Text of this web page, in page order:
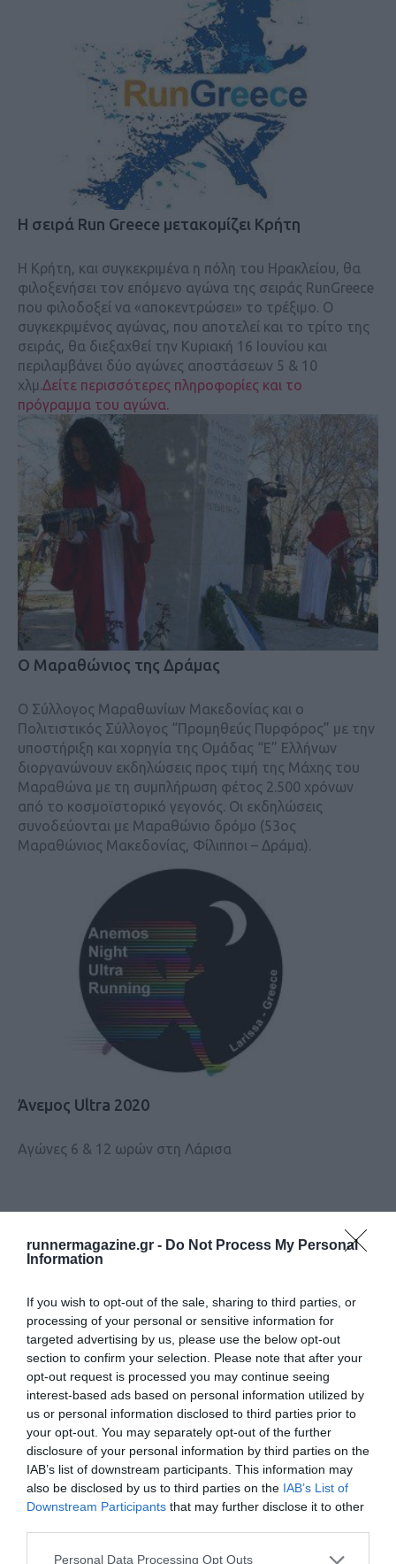
runnermagazine.gr - Do Not Process My Personal
Information
If you wish to opt-out of the sale, sharing to third parties, or
processing of your personal or sensitive information for
targeted advertising by us, please use the below opt-out
section to confirm your selection. Please note that after your
opt-out request is processed you may continue seeing
interest-based ads based on personal information utilized by
us or personal information disclosed to third parties prior to
your opt-out. You may separately opt-out of the further
disclosure of your personal information by third parties on the
IAB’s list of downstream participants. This information may
also be disclosed by us to third parties on the IAB’s List of
Downstream Participants that may further disclose it to other
Personal Data Processing Opt Outs
Η σειρά Run Greece μετακομίζει Κρήτη
Η Κρήτη, και συγκεκριμένα η πόλη του Ηρακλείου, θα
φιλοξενήσει τον επόμενο αγώνα της σειράς RunGreece
που φιλοδοξεί να «αποκεντρώσει» το τρέξιμο. Ο
συγκεκριμένος αγώνας, που αποτελεί και το τρίτο της
σειράς, θα διεξαχθεί την Κυριακή 16 Ιουνίου και
περιλαμβάνει δύο αγώνες αποστάσεων 5 & 10
χλμ.Δείτε περισσότερες πληροφορίες και το
πρόγραμμα του αγώνα.
Ο Μαραθώνιος της Δράμας
Ο Σύλλογος Μαραθωνίων Μακεδονίας και ο
Πολιτιστικός Σύλλογος “Προμηθεύς Πυρφόρος” με την
υποστήριξη και χορηγία της Ομάδας “Ε” Ελλήνων
διοργανώνουν εκδηλώσεις προς τιμή της Μάχης του
Μαραθώνα με τη συμπλήρωση φέτος 2.500 χρόνων
από το κοσμοϊστορικό γεγονός. Οι εκδηλώσεις
συνοδεύονται με Μαραθώνιο δρόμο (53ος
Μαραθώνιος Μακεδονίας, Φίλιπποι – Δράμα).
Άνεμος Ultra 2020
Αγώνες 6 & 12 ωρών στη Λάρισα